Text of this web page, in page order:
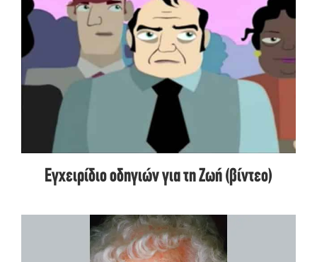
Εγχειρίδιο οδηγιών για τη Ζωή (βίντεο)